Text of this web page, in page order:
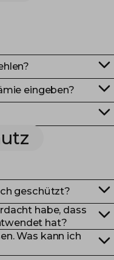
eingeben?
geschützt?
habe, dass
hat?
Was kann ich